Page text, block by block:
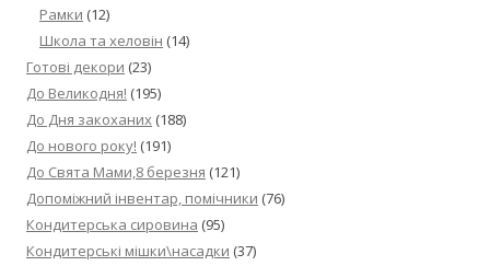
Рамки (12)
Школа та хеловін (14)
Готові декори (23)
До Великодня! (195)
До Дня закоханих (188)
До нового року! (191)
До Свята Мами,8 березня (121)
Допоміжний інвентар, помічники (76)
Кондитерська сировина (95)
Кондитерські мішки\насадки (37)